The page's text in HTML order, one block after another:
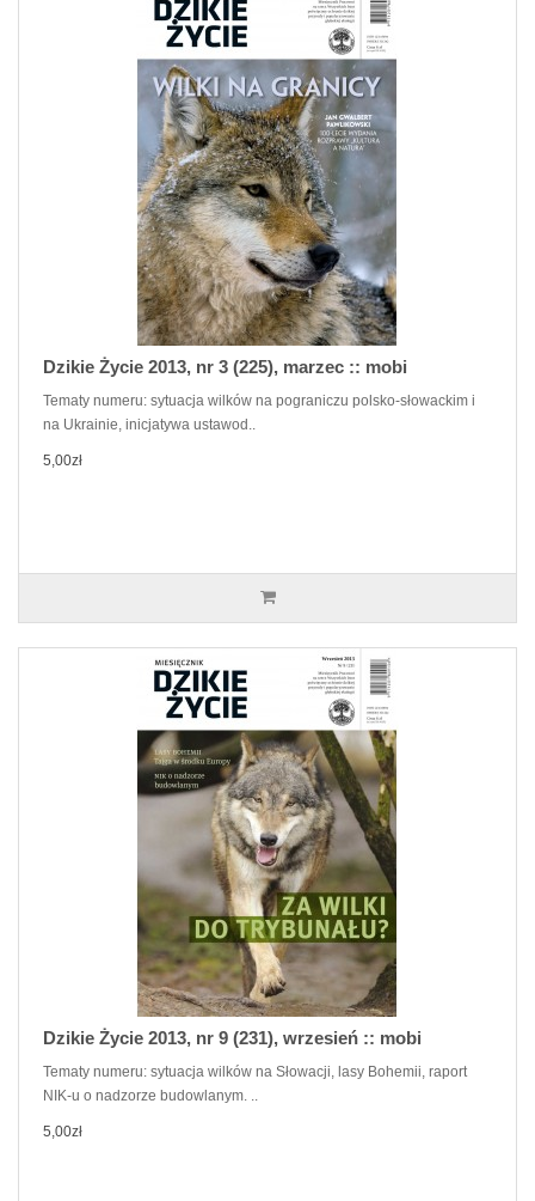
Dzikie Życie 2013, nr 3 (225), marzec :: mobi
Tematy numeru: sytuacja wilków na pograniczu polsko-słowackim i
na Ukrainie, inicjatywa ustawod..
5,00zł
Dzikie Życie 2013, nr 9 (231), wrzesień :: mobi
Tematy numeru: sytuacja wilków na Słowacji, lasy Bohemii, raport
NIK-u o nadzorze budowlanym. ..
5,00zł